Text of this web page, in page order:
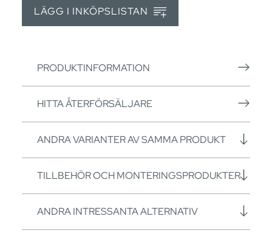
LÄGG I INKÖPSLISTAN
PRODUKTINFORMATION
HITTA ÅTERFÖRSÄLJARE
ANDRA VARIANTER AV SAMMA PRODUKT
TILLBEHÖR OCH MONTERINGSPRODUKTER
ANDRA INTRESSANTA ALTERNATIV